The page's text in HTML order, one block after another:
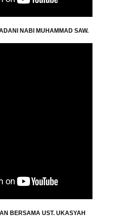
NABI MUHAMMAD SAW.
BERSAMA UST. UKASYAH